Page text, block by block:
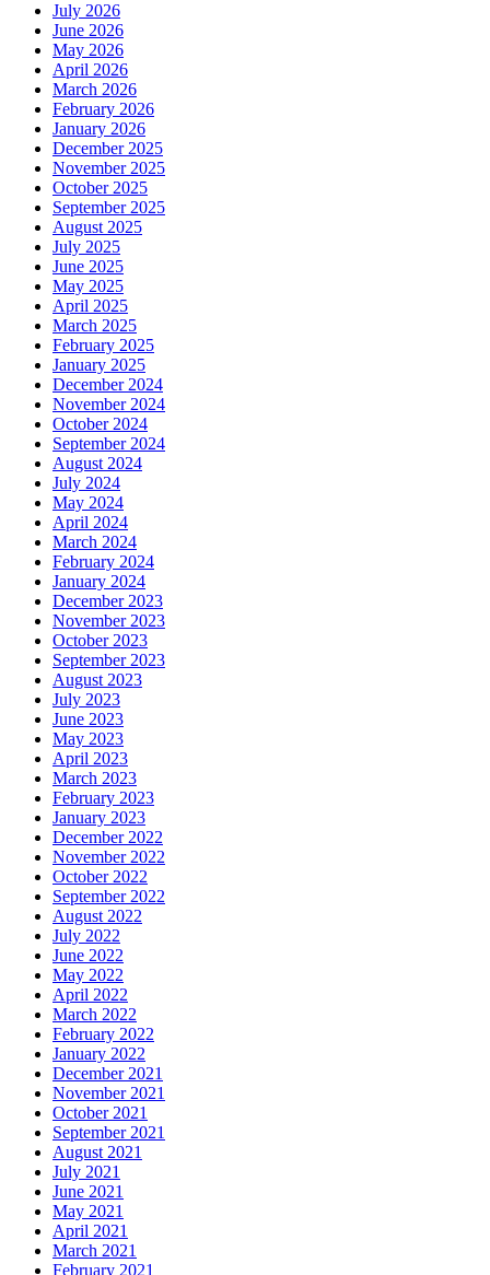
July 2026
June 2026
May 2026
April 2026
March 2026
February 2026
January 2026
December 2025
November 2025
October 2025
September 2025
August 2025
July 2025
June 2025
May 2025
April 2025
March 2025
February 2025
January 2025
December 2024
November 2024
October 2024
September 2024
August 2024
July 2024
May 2024
April 2024
March 2024
February 2024
January 2024
December 2023
November 2023
October 2023
September 2023
August 2023
July 2023
June 2023
May 2023
April 2023
March 2023
February 2023
January 2023
December 2022
November 2022
October 2022
September 2022
August 2022
July 2022
June 2022
May 2022
April 2022
March 2022
February 2022
January 2022
December 2021
November 2021
October 2021
September 2021
August 2021
July 2021
June 2021
May 2021
April 2021
March 2021
February 2021